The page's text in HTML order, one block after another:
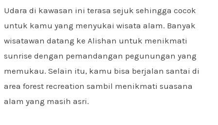
Udara di kawasan ini terasa sejuk sehingga cocok
untuk kamu yang menyukai wisata alam. Banyak
wisatawan datang ke Alishan untuk menikmati
sunrise dengan pemandangan pegunungan yang
memukau. Selain itu, kamu bisa berjalan santai di
area forest recreation sambil menikmati suasana
alam yang masih asri.